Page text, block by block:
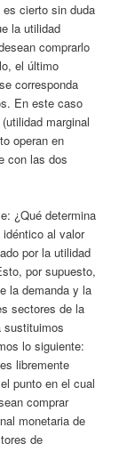
cierto sin duda
la utilidad
comprarlo
el último
corresponda
En este caso
marginal
operan en
con las dos
¿Qué determina
al valor
por la utilidad
por supuesto,
la demanda y la
sectores de la
sustituimos
lo siguiente:
libremente
punto en el cual
comprar
monetaria de
de